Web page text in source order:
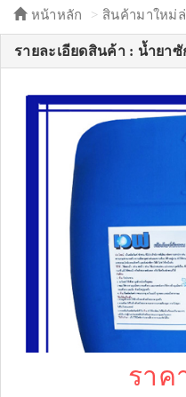
หน้าหลัก สินค้ามาใหม่
รายละเอียดสินค้า : น้ำยา
ราค